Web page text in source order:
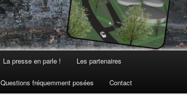
La presse en parle ! Les partenaires
Questions fréquemment posées Contact